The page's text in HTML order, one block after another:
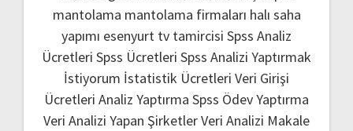
mantolama mantolama firmaları halı saha
yapımı esenyurt tv tamircisi Spss Analiz
Ücretleri Spss Ücretleri Spss Analizi Yaptırmak
İstiyorum İstatistik Ücretleri Veri Girişi
Ücretleri Analiz Yaptırma Spss Ödev Yaptırma
Veri Analizi Yapan ŞirketlerVeri Analizi Makale